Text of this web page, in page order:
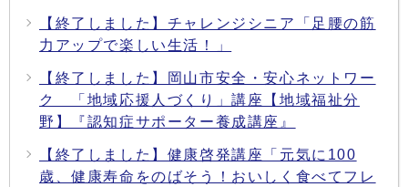
【終了しました】チャレンジシニア「足腰の筋
力アップで楽しい生活！」
【終了しました】岡山市安全・安心ネットワー
ク 「地域応援人づくり」講座【地域福祉分
野】『認知症サポーター養成講座』
【終了しました】健康啓発講座「元気に100
歳、健康寿命をのばそう！おいしく食べてフレ